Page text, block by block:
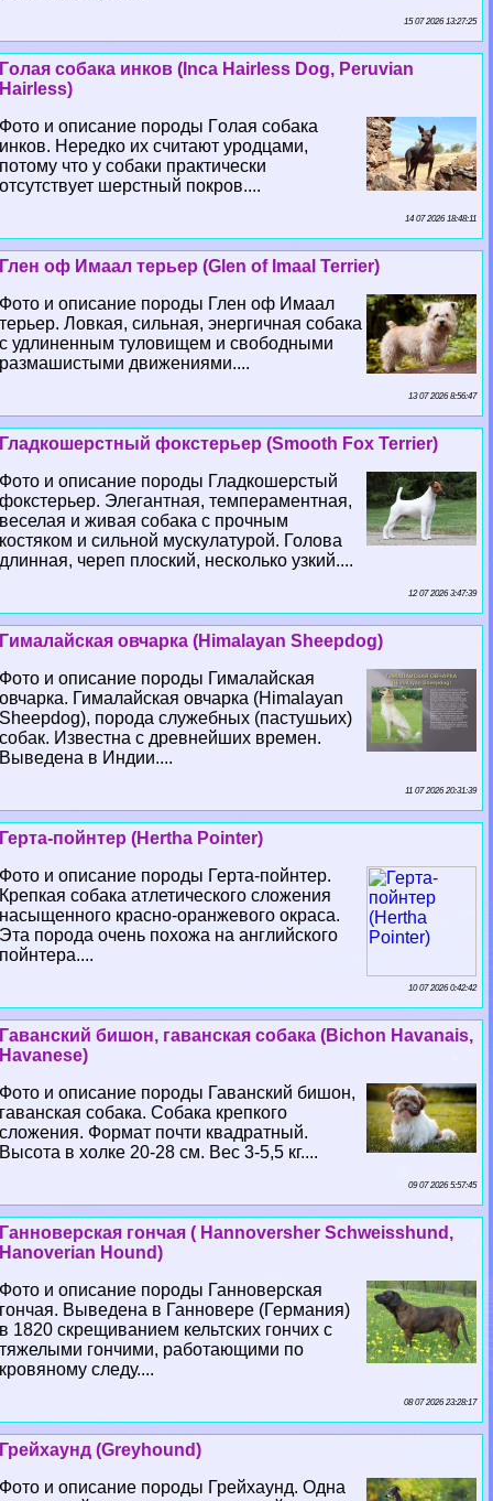
15 07 2026 13:27:25
Гoлая собака инков (Inca Hairless Dog, Peruvian
Hairless)
Фото и описание породы Гoлая собака
инков. Нередко их считают уpoдцами,
потому что у собаки пpaктически
отсутствует шерстный покров....
14 07 2026 18:48:11
Глен оф Имаал терьер (Glen of Imaal Terrier)
Фото и описание породы Глен оф Имаал
терьер. Ловкая, сильная, энергичная собака
с удлиненным туловищем и свободными
размашистыми движениями....
13 07 2026 8:56:47
Гладкошерстный фокстерьер (Smooth Fox Terrier)
Фото и описание породы Гладкошерстый
фокстерьер. Элегантная, темпераментная,
веселая и живая собака с прочным
костяком и сильной мускулатурой. Голова
длинная, череп плоский, несколько узкий....
12 07 2026 3:47:39
Гималайская овчарка (Himalayan Sheepdog)
Фото и описание породы Гималайская
овчарка. Гималайская овчарка (Himalayan
Sheepdog), порода служебных (пастушьих)
собак. Известна с древнейших времен.
Выведена в Индии....
11 07 2026 20:31:39
Герта-пойнтер (Hertha Pointer)
Фото и описание породы Герта-пойнтер.
Крепкая собака атлетического сложения
насыщенного красно-оранжевого окраса.
Эта порода очень похожа на английского
пойнтера....
10 07 2026 0:42:42
Гаванский бишон, гаванская собака (Bichon Havanais,
Havanese)
Фото и описание породы Гаванский бишон,
гаванская собака. Собака крепкого
сложения. Формат почти квадратный.
Высота в холке 20-28 см. Вес 3-5,5 кг....
09 07 2026 5:57:45
Ганноверская гончая ( Hannoversher Schweisshund,
Hanoverian Hound)
Фото и описание породы Ганноверская
гончая. Выведена в Ганновере (Германия)
в 1820 скрещиванием кельтских гончих с
тяжелыми гончими, работающими по
кровяному следу....
08 07 2026 23:28:17
Грейхаунд (Greyhound)
Фото и описание породы Грейхаунд. Одна